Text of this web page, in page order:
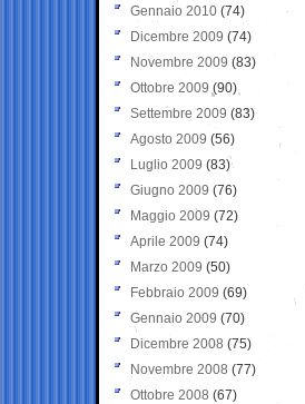
Gennaio 2010 (74)
Dicembre 2009 (74)
Novembre 2009 (83)
Ottobre 2009 (90)
Settembre 2009 (83)
Agosto 2009 (56)
Luglio 2009 (83)
Giugno 2009 (76)
Maggio 2009 (72)
Aprile 2009 (74)
Marzo 2009 (50)
Febbraio 2009 (69)
Gennaio 2009 (70)
Dicembre 2008 (75)
Novembre 2008 (77)
Ottobre 2008 (67)